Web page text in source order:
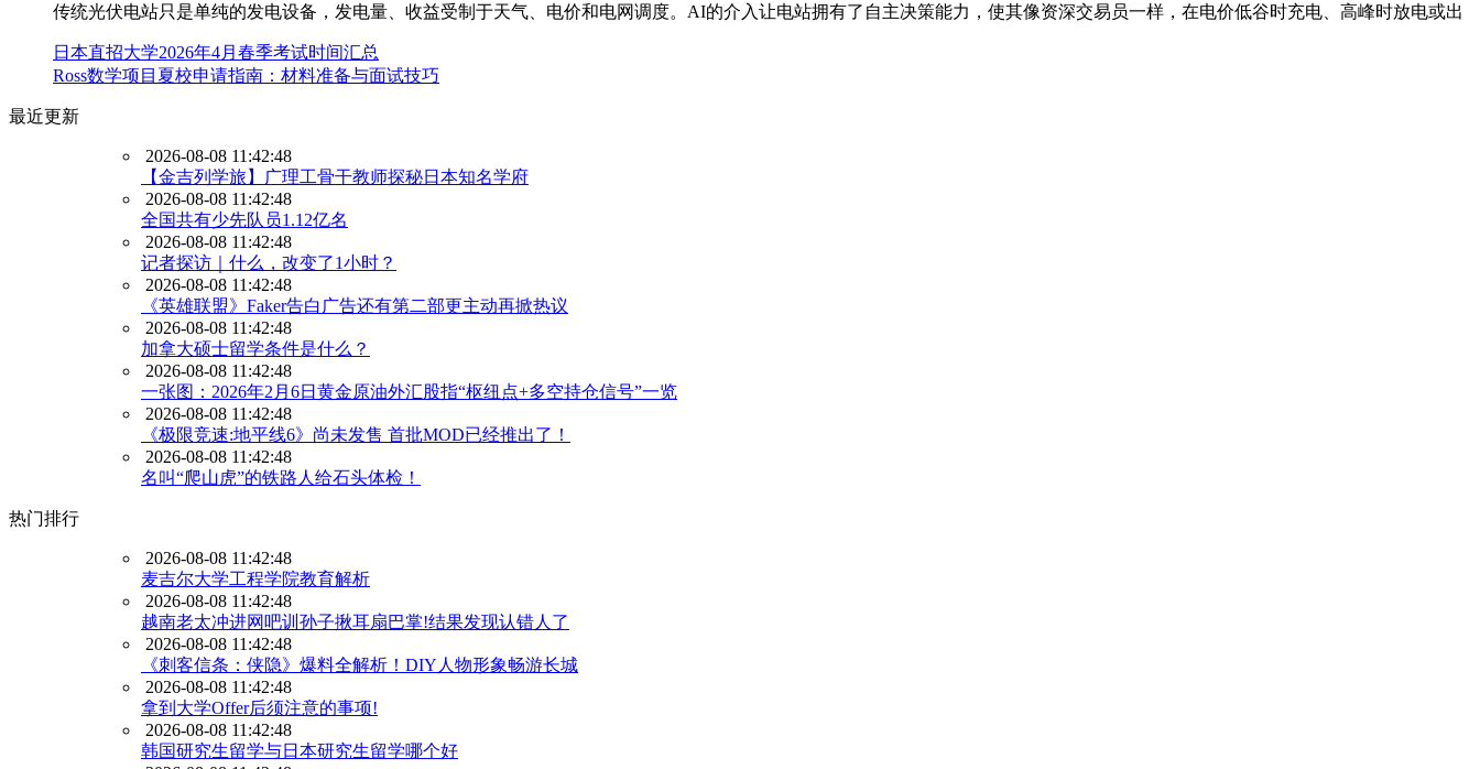
传统光伏电站只是单纯的发电设备，发电量、收益受制于天气、电价和电网调度。AI的介入让电站拥有了自主决策能力，使其像资深交易员一样，在电价低谷时充电、高峰时放电或出
日本直招大学2026年4月春季考试时间汇总
Ross数学项目夏校申请指南：材料准备与面试技巧
最近更新
2026-08-08 11:42:48
【金吉列学旅】广理工骨干教师探秘日本知名学府
2026-08-08 11:42:48
全国共有少先队员1.12亿名
2026-08-08 11:42:48
记者探访｜什么，改变了1小时？
2026-08-08 11:42:48
《英雄联盟》Faker告白广告还有第二部更主动再掀热议
2026-08-08 11:42:48
加拿大硕士留学条件是什么？
2026-08-08 11:42:48
一张图：2026年2月6日黄金原油外汇股指“枢纽点+多空持仓信号”一览
2026-08-08 11:42:48
《极限竞速:地平线6》尚未发售 首批MOD已经推出了！
2026-08-08 11:42:48
名叫“爬山虎”的铁路人给石头体检！
热门排行
2026-08-08 11:42:48
麦吉尔大学工程学院教育解析
2026-08-08 11:42:48
越南老太冲进网吧训孙子揪耳扇巴掌!结果发现认错人了
2026-08-08 11:42:48
《刺客信条：侠隐》爆料全解析！DIY人物形象畅游长城
2026-08-08 11:42:48
拿到大学Offer后须注意的事项!
2026-08-08 11:42:48
韩国研究生留学与日本研究生留学哪个好